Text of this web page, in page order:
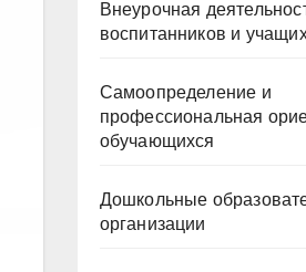
Внеурочная
воспитанников и
Самоопределение и
профессиональная
обучающихся
Дошкольные
организации